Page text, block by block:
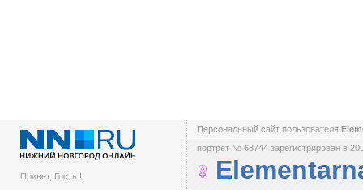
Привет, Гость !
Персональный сайт пользователя
портрет № 68744 зарегистрирован в